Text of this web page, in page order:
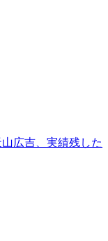
広吉、実績残した